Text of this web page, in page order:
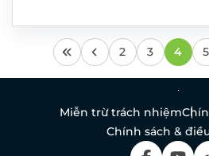
ĐĂNG KÝ
2 3 4 5
Miễn trừ trách nhiệm
Chính sách &